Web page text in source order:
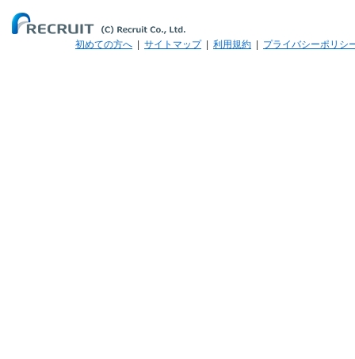
初めての方へ サイトマップ| 利用規約 プライバシーポリシ